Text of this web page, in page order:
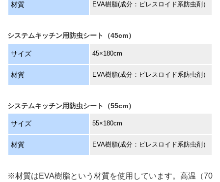
材質 EVA樹脂(成分：ピレスロイド系防虫剤）
システムキッチン用防虫シート（45cm）
サイズ 45×180cm
材質 EVA樹脂(成分：ピレスロイド系防虫剤）
システムキッチン用防虫シート（55cm）
サイズ 55×180cm
材質 EVA樹脂(成分：ピレスロイド系防虫剤）
※材質はEVA樹脂という材質を使用しています。高温（70